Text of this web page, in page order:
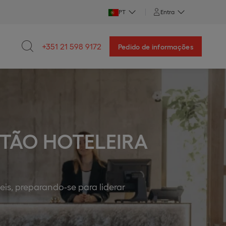
PT Entra
+351 21 598 9172 Pedido de informações
HOTELEIRA
preparando-se para liderar